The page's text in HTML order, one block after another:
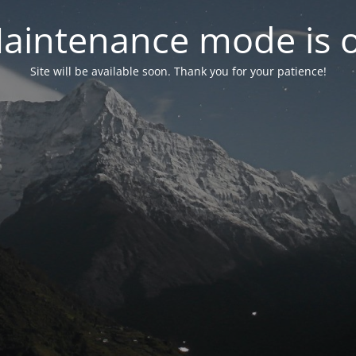
mode is
Site will be available soon. Thank you for your patience!